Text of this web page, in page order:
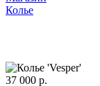
Колье
37 000 р.